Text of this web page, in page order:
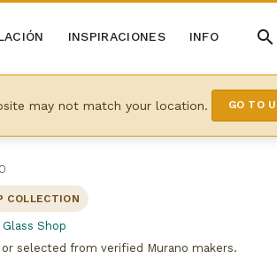
may not match your location. GO TO
INSPIRACIONES INFO
COLLECTION
Shop
selected from verified Murano makers.